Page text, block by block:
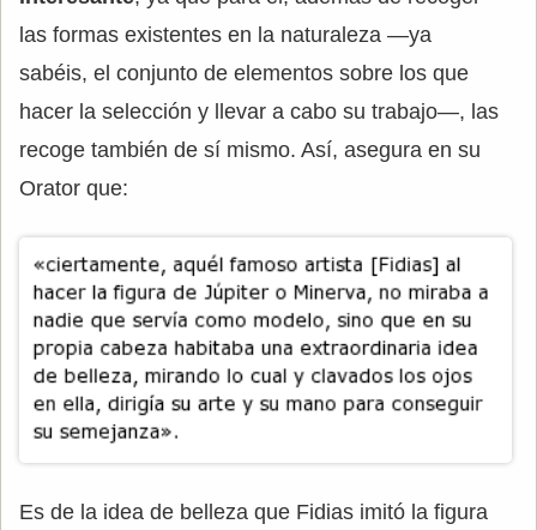
las formas existentes en la naturaleza —ya
sabéis, el conjunto de elementos sobre los que
hacer la selección y llevar a cabo su trabajo—, las
recoge también de sí mismo. Así, asegura en su
Orator que:
Es de la idea de belleza que Fidias imitó la figura